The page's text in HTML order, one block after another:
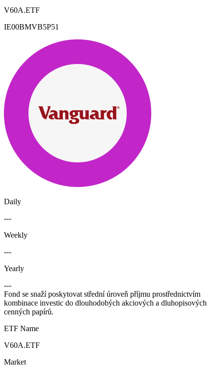
V60A.ETF
IE00BMVB5P51
Daily
---
Weekly
---
Yearly
---
Fond se snaží poskytovat střední úroveň příjmu prostřednictvím
kombinace investic do dlouhodobých akciových a dluhopisových
cenných papírů.
ETF Name
V60A.ETF
Market